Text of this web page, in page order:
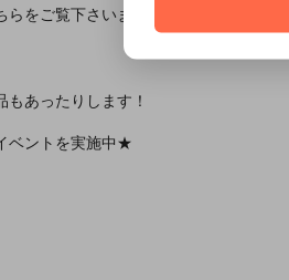
をご覧下さいませ。
あったりします！
ベントを実施中★